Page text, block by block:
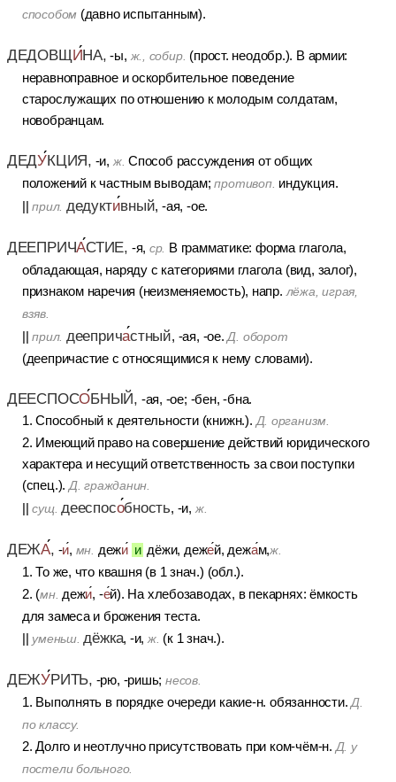
способом (давно испытанным).
ДЕДОВЩИНА, -ы, ж., собир. (прост. неодобр.). В армии:
неравноправное и оскорбительное поведение
старослужащих по отношению к молодым солдатам,
новобранцам.
ДЕДУКЦИЯ, -и, ж. Способ рассуждения от общих
положений к частным выводам;противоп. индукция.
||прил. дедуктивный, -ая, -ое.
ДЕЕПРИЧАСТИЕ, -я, ср. В грамматике: форма глагола,
обладающая, наряду с категориями глагола (вид, залог),
признаком наречия (неизменяемость), напр. лёжа, играя,
взяв.
||прил. деепричастный, -ая, -ое.Д. оборот
(деепричастие с относящимися к нему словами).
ДЕЕСПОСОБНЫЙ, -ая, -ое; -бен, -бна.
1. Способный к деятельности (книжн.). Д. организм.
2. Имеющий право на совершение действий юридического
характера и несущий ответственность за свои поступки
(спец.). Д. гражданин.
||сущ. дееспособность, -и, ж.
ДЕЖА, -и, мн. дежи и дёжи, дежей, дежам,ж.
1. То же, что квашня (в 1 знач.) (обл.).
2. (мн. дежи, -ей). На хлебозаводах, в пекарнях: ёмкость
для замеса и брожения теста.
уменьш. дёжка, -и,ж. (к 1 знач.).
ДЕЖУРИТЬ, -рю, -ришь;несов.
1. Выполнять в порядке очереди какие-н. обязанности.Д.
по классу.
2. Долго и неотлучно присутствовать при ком-чём-н. Д. у
постели больного.